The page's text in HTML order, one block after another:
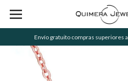
Envío gratuito compras superiores a